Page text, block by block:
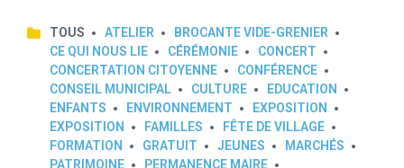
TOUS ATELIER
BROCANTE VIDE-GRENIER
CE QUI NOUS LIE
CÉRÉMONIE
CONCERT
CONCERTATION CITOYENNE
CONFÉRENCE
CONSEIL MUNICIPAL
CULTURE
EDUCATION
ENFANTS
ENVIRONNEMENT
EXPOSITION
EXPOSITION
FAMILLES
FÊTE DE VILLAGE
FORMATION
GRATUIT JEUNES
MARCHÉS
PATRIMOINE
PERMANENCE MAIRE